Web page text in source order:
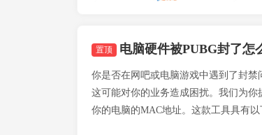
置顶 电脑硬件被PUBG封了怎么办？修改
你是否在网吧或电脑游戏中遇到了封禁
这可能对你的业务造成困扰。我们为
你的电脑的MAC地址。这款工具具有以